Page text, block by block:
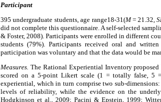
Participant
395 undergraduate students, age range18-31(M= 21.32,
did not complete this questionnaire. A self-selected
& Foster, 2008). Participants were enrolled in different
students (79%). Participants received oral and
participation was voluntary and that the data would be
Measures. The Rational Experiential Inventory
scored on a 5-point Likert scale (1 = totally false, 5
experiential, which in turn comprise two sub-
levels of reliability, while the evidence on the
Hodgkinson et al., 2009; Pacini & Epstein, 1999;